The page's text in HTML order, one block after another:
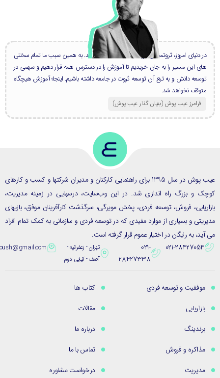
در دنیای امروز، ثروتمندان بزرگ، همه دانشمند هستند. به همین سبب ما تمام سختی
های این مسیر را به جان خریدیم تا آموزش را در دسترس همه قرار دهیم و سهمی در
توسعه دانش و به تبع آن توسعه ثروت در جامعه داشته باشیم. اینجا؛ آموزش هیچگاه
متوقف نخواهد شد.
فرامرز عیب پوش (بنیان گذار عیب پوش​)
عیب پوش در سال 1395 برای راهنمایی کارکنان و مدیران شرکتها و کسب و کارهای
و بزرگ راه اندازی شد. در این وب‌سایت، درسهایی در زمینه مدیریت،
فروش، توسعه فردی، پخش مویرگی، سرگذشت کارآفرینان موفق، بازیهای
و بسیاری از موارد مفیدی که در توسعه فردی و سازمانی به کمک تمام افراد
به رایگان در اختیار عموم قرار گرفته است.
021-28427054
021-
28427338
تهران - زعفرانیه -
آصف - کیایی دوم
eybpoush@gmail.com
موفقیت و توسعه فردی
بازاریابی
برندینگ
مذاکره و فروش
مدیریت
کتاب ها
مقالات
درباره ما
تماس با ما
درخواست مشاوره